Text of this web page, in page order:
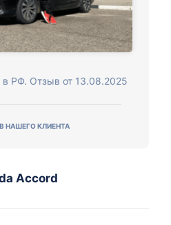
в РФ. Отзыв от 13.08.2025
НАШЕГО КЛИЕНТА
Accord